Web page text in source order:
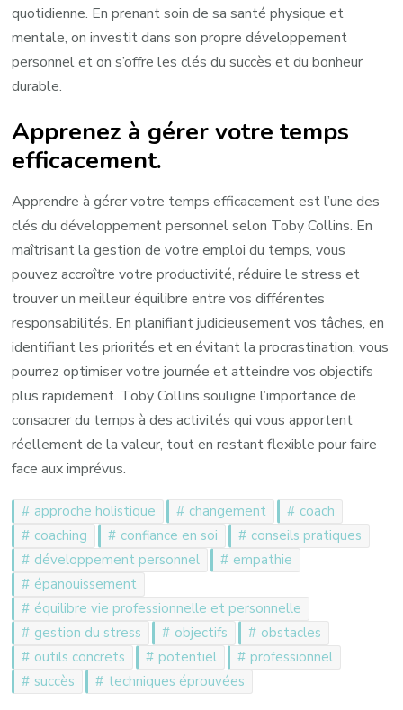
quotidienne. En prenant soin de sa santé physique et
mentale, on investit dans son propre développement
personnel et on s’offre les clés du succès et du bonheur
durable.
Apprenez à gérer votre temps
efficacement.
Apprendre à gérer votre temps efficacement est l’une des
clés du développement personnel selon Toby Collins. En
maîtrisant la gestion de votre emploi du temps, vous
pouvez accroître votre productivité, réduire le stress et
trouver un meilleur équilibre entre vos différentes
responsabilités. En planifiant judicieusement vos tâches, en
identifiant les priorités et en évitant la procrastination, vous
pourrez optimiser votre journée et atteindre vos objectifs
plus rapidement. Toby Collins souligne l’importance de
consacrer du temps à des activités qui vous apportent
réellement de la valeur, tout en restant flexible pour faire
face aux imprévus.
approche holistique changement
coach
coaching
confiance en soi
conseils pratiques
développement personnel
empathie
épanouissement
équilibre vie professionnelle et personnelle
gestion du stress
objectifs
obstacles
outils concrets
potentiel
professionnel
succès
techniques éprouvées